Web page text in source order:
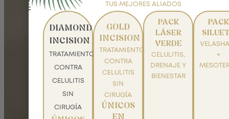
TUS MEJORES ALIADOS
DIAMOND
INCISION
TRATAMIENTO
CONTRA
CELULITIS
SIN
CIRUGÍA
GOLD
INCISION
TRATAMIENTO
CONTRA
CELULITIS
SIN
CIRUGÍA
ÚNICOS
EN
PACK
LÁSER
VERDE
CELULITIS,
DRENAJE Y
BIENESTAR
PACK
+